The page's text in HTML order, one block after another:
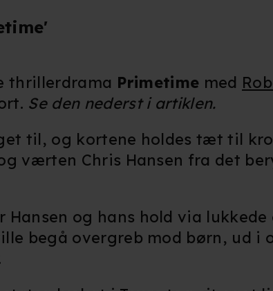
thrillerdrama Primetime med
Se den nederst i artiklen.
til, og kortene holdes tæt til
værten Chris Hansen fra det
Hansen og hans hold via
begå overgreb mod børn, ud i